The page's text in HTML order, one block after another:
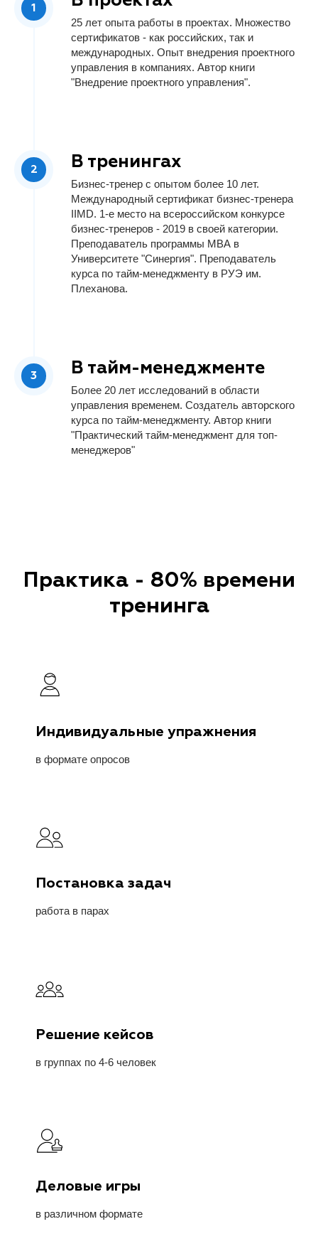
25 лет опыта работы в проектах. Множество
сертификатов - как российских, так и
международных. Опыт внедрения проектного
управления в компаниях. Автор книги
"Внедрение проектного управления".
В тренингах
Бизнес-тренер с опытом более 10 лет.
Международный сертификат бизнес-тренера
IIMD. 1-е место на всероссийском конкурсе
бизнес-тренеров - 2019 в своей категории.
Преподаватель программы МВА в
Университете "Синергия". Преподаватель
курса по тайм-менеджменту в РУЭ им.
Плеханова.
В тайм-менеджменте
Более 20 лет исследований в области
управления временем. Создатель авторского
курса по тайм-менеджменту. Автор книги
"Практический тайм-менеджмент для топ-
менеджеров"
Практика - 80% времени
тренинга
Индивидуальные упражнения
в формате опросов
Постановка задач
работа в парах
Решение кейсов
в группах по 4-6 человек
Деловые игры
в различном формате